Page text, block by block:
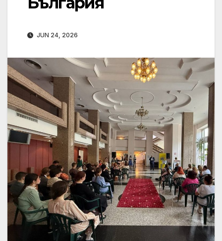
JUN 24, 2026